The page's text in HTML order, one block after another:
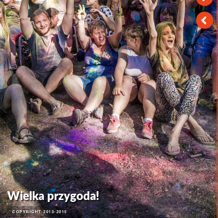
Wielka przygoda!
COPYRIGHT 2013-2015